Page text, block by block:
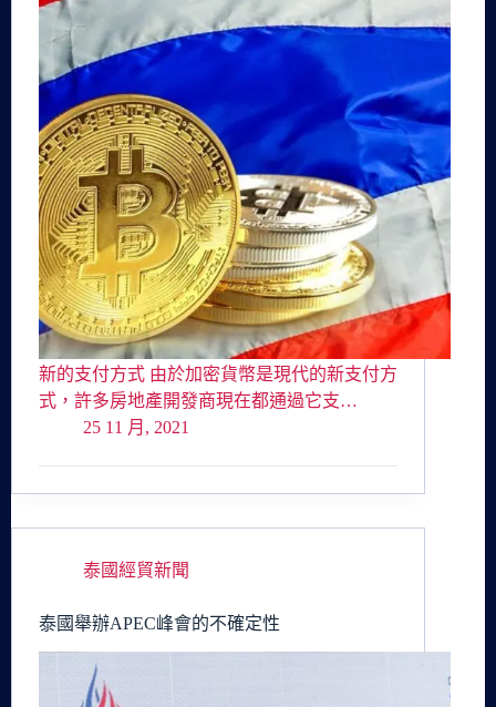
新的支付方式 由於加密貨幣是現代的新支付方
式，許多房地產開發商現在都通過它支…
25 11 月, 2021
泰國經貿新聞
泰國舉辦APEC峰會的不確定性